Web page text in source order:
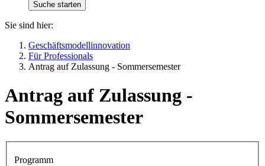
Sie sind hier:
Geschäftsmodellinnovation
Für Professionals
Antrag auf Zulassung - Sommersemester
Antrag auf Zulassung -
Sommersemester
Programm